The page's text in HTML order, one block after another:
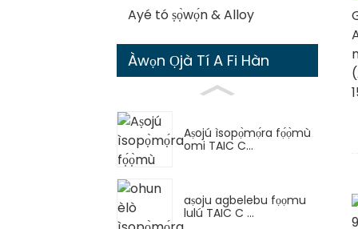
Ayé tó ṣọ̀wọ́n & Alloy
Àwọn Ọjà Tí A Fi Hàn
Aṣojú ìsopọ̀mọ́ra fọ́ọ̀mù
omi TAIC C...
aṣoju agbelebu fọọmu
lulú TAIC C ...